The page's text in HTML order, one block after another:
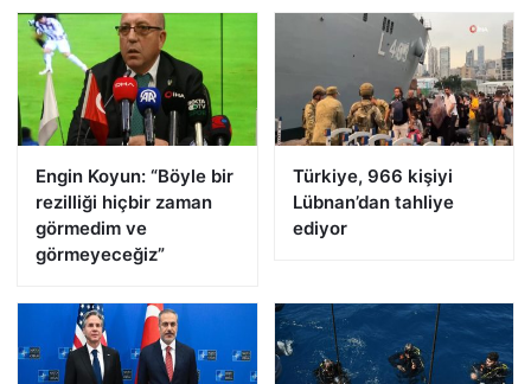
Engin Koyun: “Böyle bir
rezilliği hiçbir zaman
görmedim ve
görmeyeceğiz”
Türkiye, 966 kişiyi
Lübnan’dan tahliye
ediyor